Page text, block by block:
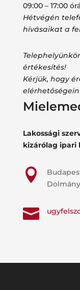
09:00 – 17:00
Hétvégén
hívásaikat a
értékesítés!
Kérjük, hogy
Lakossági
kizárólag ipari

